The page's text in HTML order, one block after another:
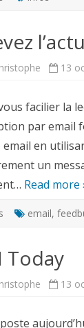
13
facilier la
par email
email en
un
Read more
email,
Today
13
poste